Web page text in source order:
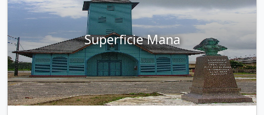
Superficie Mana